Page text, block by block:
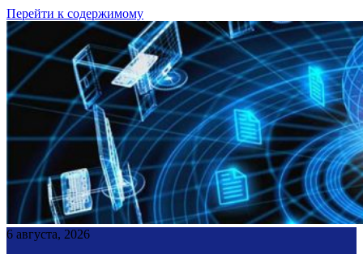
Перейти к содержимому
6 августа, 2026